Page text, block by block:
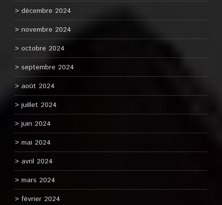
décembre 2024
novembre 2024
octobre 2024
septembre 2024
août 2024
juillet 2024
juin 2024
mai 2024
avril 2024
mars 2024
février 2024